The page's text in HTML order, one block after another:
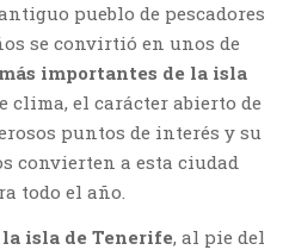
pueblo de pescadores
se convirtió en unos de
importantes de la isla
clima, el carácter abierto de
puntos de interés y su
convierten a esta ciudad
todo el año.
isla de Tenerife, al pie del